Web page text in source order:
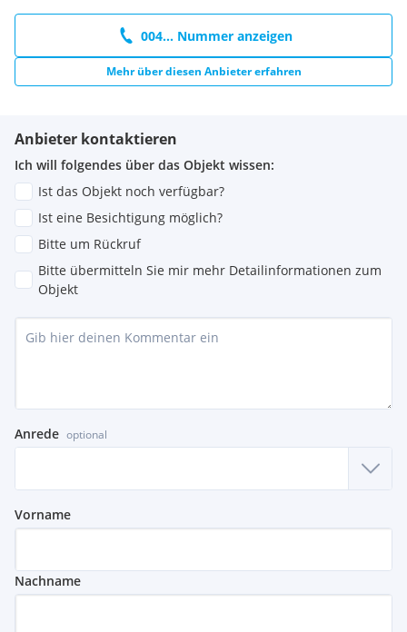
004... Nummer anzeigen
Mehr über diesen Anbieter erfahren
Anbieter kontaktieren
Ich will folgendes über das Objekt wissen:
Ist das Objekt noch verfügbar?
Ist eine Besichtigung möglich?
Bitte um Rückruf
Bitte übermitteln Sie mir mehr Detailinformationen zum
Objekt
Anrede optional
Vorname
Nachname